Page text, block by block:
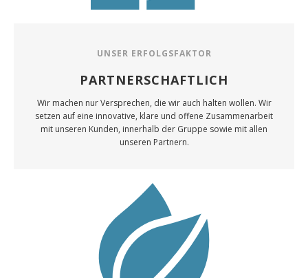
UNSER ERFOLGSFAKTOR
PARTNERSCHAFTLICH
Wir machen nur Versprechen, die wir auch halten wollen. Wir
setzen auf eine innovative, klare und offene Zusammenarbeit
mit unseren Kunden, innerhalb der Gruppe sowie mit allen
unseren Partnern.